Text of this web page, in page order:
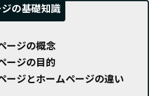
の基礎知識
ージの概念
ージの目的
ージとホームページの違い